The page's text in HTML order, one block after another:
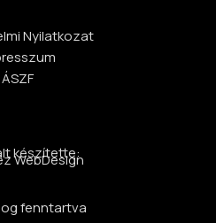
Nyilatkozat
ÁSZF
készítette:
WebDesign
fenntartva